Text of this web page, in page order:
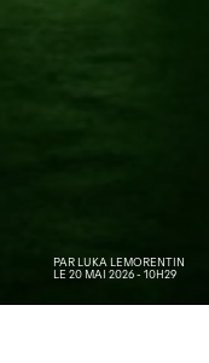
PAR LUKA LEMORENTIN
LE 20 MAI 2026 - 10H29